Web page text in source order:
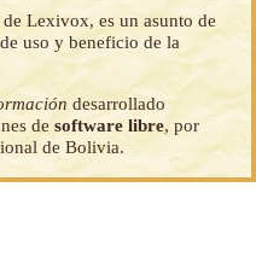
Lexivox, es un asunto de
uso y beneficio de la
desarrollado
desoftware libre, por
de Bolivia.